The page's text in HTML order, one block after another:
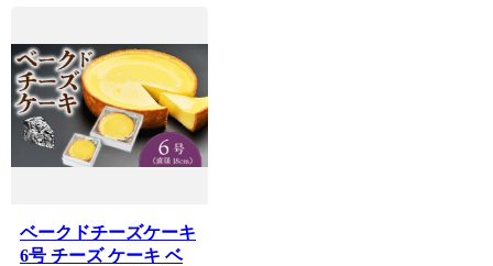
ベークドチーズケーキ
6号 チーズ ケーキ ベ